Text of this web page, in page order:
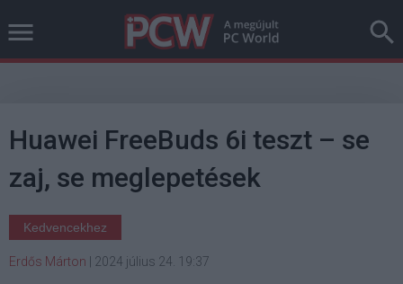
Huawei FreeBuds 6i teszt – se
zaj, se meglepetések
Kedvencekhez
Erdős Márton 2024 július 24. 19:37